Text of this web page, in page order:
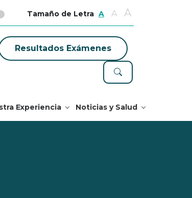
Tamaño de Letra A A A
Resultados Exámenes
Experiencia Noticias y Salud